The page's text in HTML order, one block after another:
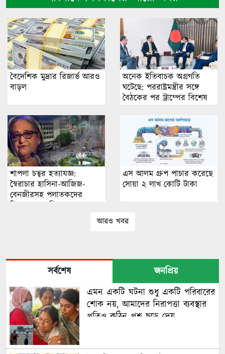
বৈদেশিক মুদ্রার রিজার্ভ আরও
বাড়ল
অনেক ইতিবাচক অগ্রগতি
ঘটেছে: পররাষ্ট্রমন্ত্রীর সঙ্গে
বৈঠকের পর ট্রাম্পের বিশেষ
শাপলা চত্বর হত্যাযজ্ঞ:
স্বৈরাচার হাসিনা-আজিজ-
বেনজীরসহ পলাতকদের
বিরুদ্ধে গ্রেপ্তারি পরোয়ানা
এস আলম গ্রুপ পাচার করেছে
সোয়া ২ লাখ কোটি টাকা
আরও খবর
সর্বশেষ
জনপ্রিয়
এমন একটি ঘটনা শুধু একটি পরিবারের
শোক নয়, আমাদের নিরাপত্তা ব্যবস্থার
প্রতিও কঠিন প্রশ্ন ছুড়ে দেয়